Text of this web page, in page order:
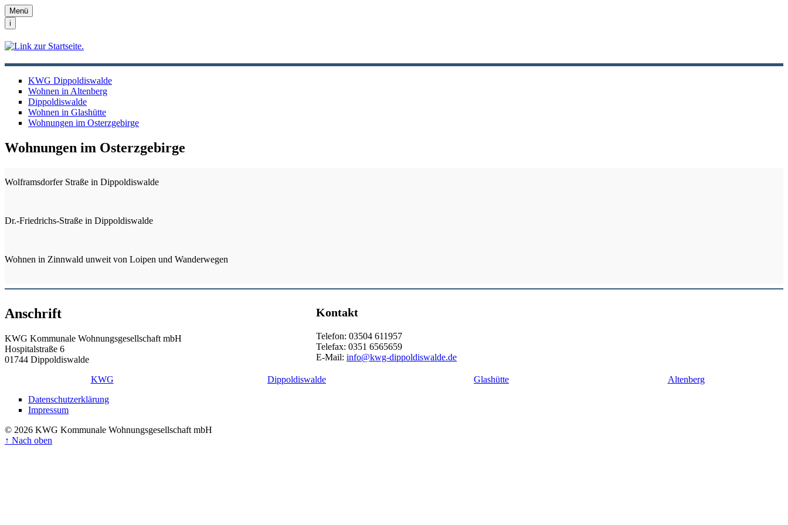
Menü
i
KWG Dippoldiswalde
Wohnen in Altenberg
Dippoldiswalde
Wohnen in Glashütte
Wohnungen im Osterzgebirge
Wohnungen im Osterzgebirge
Wolframsdorfer Straße in Dippoldiswalde
Dr.-Friedrichs-Straße in Dippoldiswalde
Wohnen in Zinnwald unweit von Loipen und Wanderwegen
Anschrift
KWG Kommunale Wohnungsgesellschaft mbH
Hospitalstraße 6
01744 Dippoldiswalde
Kontakt
Telefon: 03504 611957
Telefax: 0351 6565659
E-Mail:info@kwg-dippoldiswalde.de
KWG Dippoldiswalde Glashütte
Altenberg
Datenschutzerklärung
Impressum
© 2026 KWG Kommunale Wohnungsgesellschaft mbH
↑ Nach oben